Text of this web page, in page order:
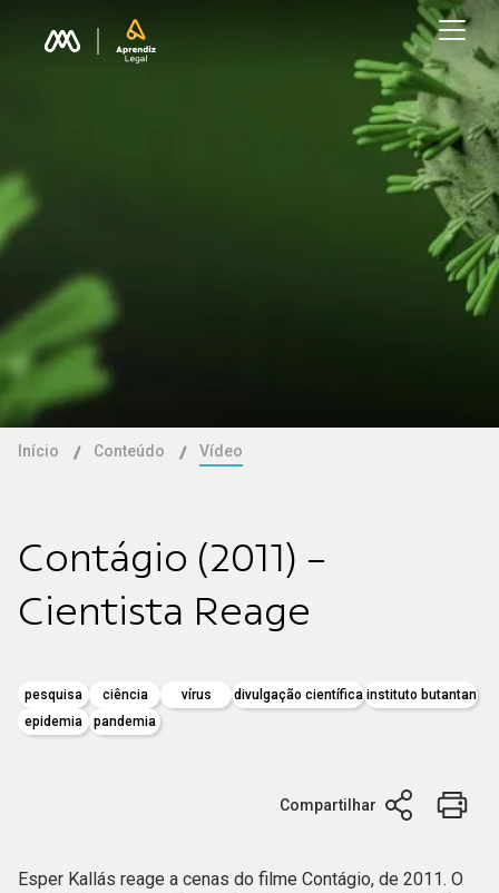
Início Conteúdo Vídeo
Contágio (2011) -
Cientista Reage
pesquisa ciência vírus divulgação científica instituto butantan
epidemia
pandemia
Compartilhar
Esper Kallás reage a cenas do filme Contágio, de 2011. O